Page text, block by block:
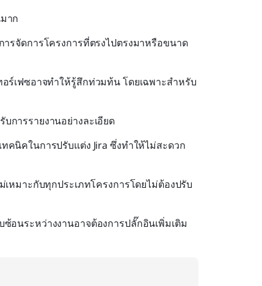
าก
ารจัดการโครงการที่ตรงไปตรงมาหรือขนาด
ร์เฟซอาจทำให้รู้สึกท่วมท้น โดยเฉพาะสำหรับ
การรายงานอย่างละเอียด
คนิคในการปรับแต่ง Jira ซึ่งทำให้ไม่สะดวก
หมาะกับทุกประเภทโครงการโดยไม่ต้องปรับ
อนระหว่างงานอาจต้องการปลั๊กอินเพิ่มเติม